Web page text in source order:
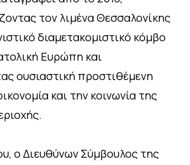
τον λιμένα Θεσσαλονίκης
διαμετακομιστικό κόμβο
Ευρώπη και
ουσιαστική προστιθέμενη
και την κοινωνία της
ο Διευθύνων Σύμβουλος της